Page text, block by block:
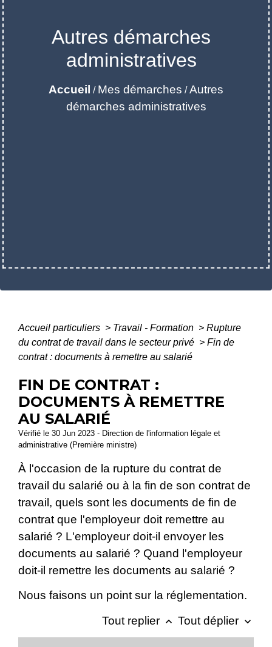
Autres démarches
administratives
Accueil / Mes démarches /Autres
démarches administratives
Accueil particuliers > Travail - Formation > Rupture
du contrat de travail dans le secteur privé > Fin de
contrat : documents à remettre au salarié
FIN DE CONTRAT :
DOCUMENTS À REMETTRE
AU SALARIÉ
Vérifié le 30 Jun 2023 - Direction de l'information légale et
administrative (Première ministre)
À l'occasion de la rupture du contrat de
travail du salarié ou à la fin de son contrat de
travail, quels sont les documents de fin de
contrat que l'employeur doit remettre au
salarié ? L'employeur doit-il envoyer les
documents au salarié ? Quand l'employeur
doit-il remettre les documents au salarié ?
Nous faisons un point sur la réglementation.
Tout replier keyboard_arrow_up Tout déplier keyboard_arrow_down